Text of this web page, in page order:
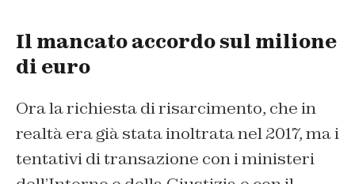
Il mancato accordo sul milione
di euro
Ora la richiesta di risarcimento, che in
realtà era già stata inoltrata nel 2017, ma i
tentativi di transazione con i ministeri